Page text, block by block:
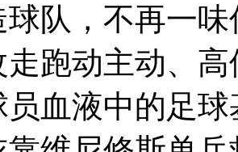
队，不再一
走跑动主动、
血液中的足